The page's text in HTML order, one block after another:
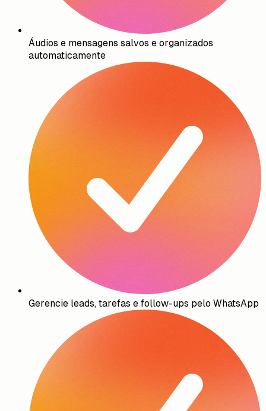
Áudios e mensagens salvos e organizados
automaticamente
Gerencie leads, tarefas e follow-ups pelo WhatsApp